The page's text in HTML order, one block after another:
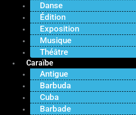
Danse
Édition
Exposition
Musique
Théâtre
Caraïbe
Antigue
Barbuda
Cuba
Barbade